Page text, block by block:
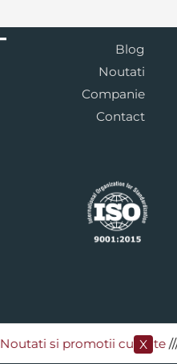
Noutati si promotii curente​///
X
Blog
Noutati
Companie
Contact